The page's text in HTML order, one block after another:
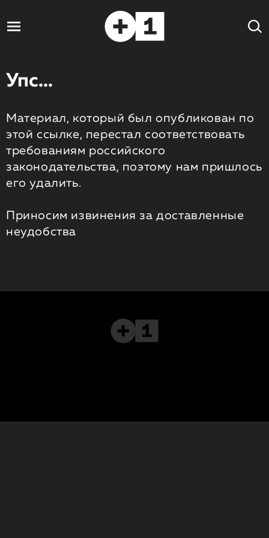
Упс...
Материал, который был опубликован по
этой ссылке, перестал соответствовать
требованиям российского
законодательства, поэтому нам пришлось
его удалить.
Приносим извинения за доставленные
неудобства